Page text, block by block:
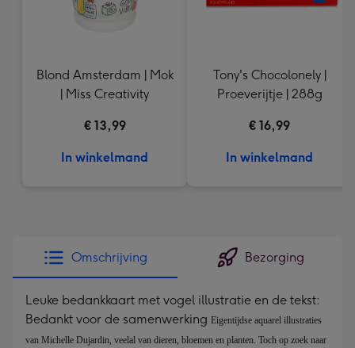
Blond Amsterdam | Mok
| Miss Creativity
€ 13,99
In winkelmand
Tony's Chocolonely |
Proeverijtje | 288g
€ 16,99
In winkelmand
Omschrijving Bezorging
Leuke bedankkaart met vogel illustratie en de tekst:
Bedankt voor de samenwerking Eigentijdse aquarel illustraties
van Michelle Dujardin, veelal van dieren, bloemen en planten. Toch op zoek naar